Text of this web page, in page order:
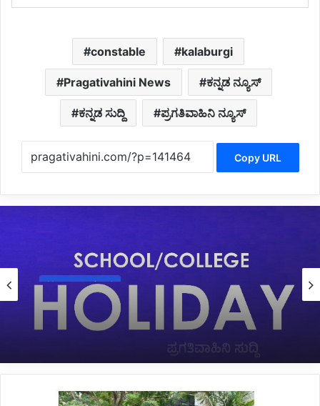
constable kalaburgi
Pragativahini News ಕನ್ನಡ ನ್ಯೂಸ್
ಕನ್ನಡ ಸುದ್ದಿ ಪ್ರಗತಿವಾಹಿನಿ ನ್ಯೂಸ್
Copy URL
Uncategorized
July 28, 2024
*ಜುಲೈ 29 ಹಾಗೂ 30 ರಂದು ಕೆಲವೆಡೆ ಶಾಲೆಗಳಿಗೆ ರಜೆ
ಘೋಷಣೆ*